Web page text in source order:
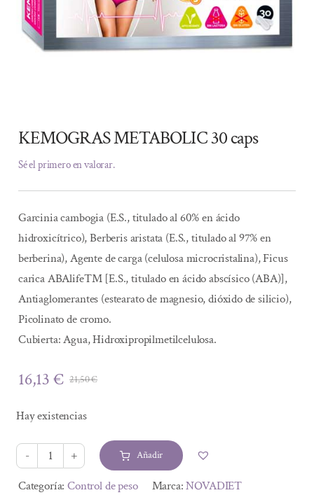
KEMOGRAS METABOLIC 30 caps
Sé el primero en valorar.
Garcinia cambogia (E.S., titulado al 60% en ácido
hidroxicítrico), Berberis aristata (E.S., titulado al 97% en
berberina), Agente de carga (celulosa microcristalina), Ficus
carica ABAlife™ [E.S., titulado en ácido abscísico (ABA)],
Antiaglomerantes (estearato de magnesio, dióxido de silicio),
Picolinato de cromo.
Cubierta: Agua, Hidroxipropilmetilcelulosa.
21,50€El
era:
21,50 €.
16,13€
El
es:
16,13 €.
Hay existencias
KEMOGRAS
METABOLIC
Añadir
Alternative:
Categoría:Control de peso Marca:NOVADIET